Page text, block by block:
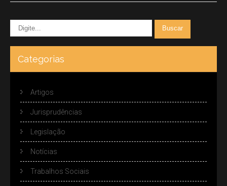
Categorias
Artigos
Jurisprudências
Legislação
Notícias
Trabalhos Sociais